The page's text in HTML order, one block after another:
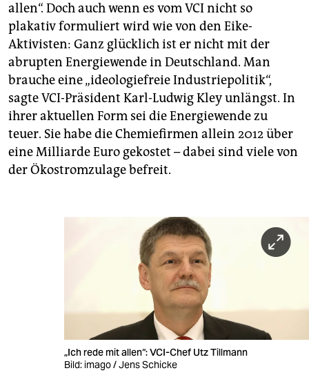
allen“. Doch auch wenn es vom VCI nicht so
plakativ formuliert wird wie von den Eike-
Aktivisten: Ganz glücklich ist er nicht mit der
abrupten Energiewende in Deutschland. Man
brauche eine „ideologiefreie Industriepolitik“,
sagte VCI-Präsident Karl-Ludwig Kley unlängst. In
ihrer aktuellen Form sei die Energiewende zu
teuer. Sie habe die Chemiefirmen allein 2012 über
eine Milliarde Euro gekostet – dabei sind viele von
der Ökostromzulage befreit.
„Ich rede mit allen“: VCI-Chef Utz Tillmann
Bild: imago / Jens Schicke